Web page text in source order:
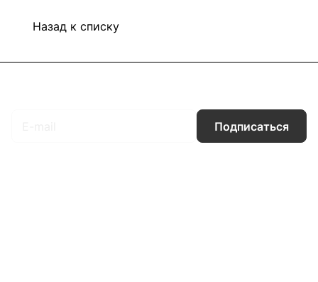
Назад к списку
Подписаться